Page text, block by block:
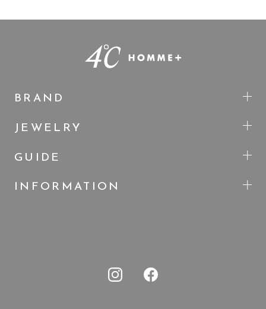
BRAND
JEWELRY
GUIDE
INFORMATION